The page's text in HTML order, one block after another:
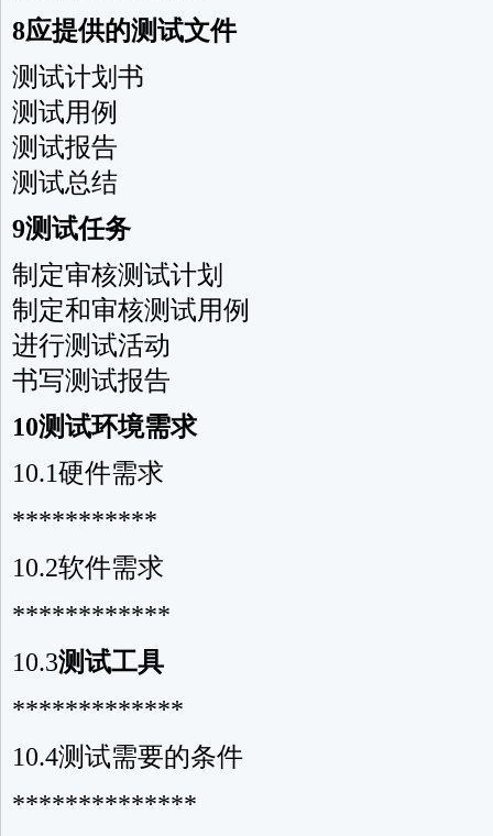
8应提供的测试文件
测试计划书
测试用例
测试报告
测试总结
9测试任务
制定审核测试计划
制定和审核测试用例
进行测试活动
书写测试报告
10测试环境需求
10.1硬件需求
***********
10.2软件需求
************
10.3测试工具
*************
10.4测试需要的条件
**************